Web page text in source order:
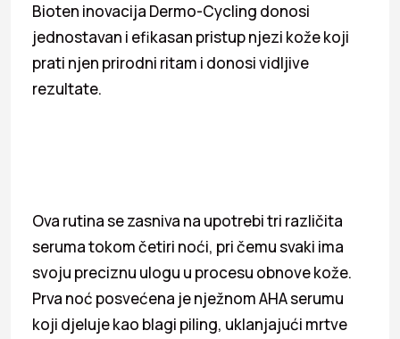
Bioten inovacija Dermo-Cycling donosi
jednostavan i efikasan pristup njezi kože koji
prati njen prirodni ritam i donosi vidljive
rezultate.
Ova rutina se zasniva na upotrebi tri različita
seruma tokom četiri noći, pri čemu svaki ima
svoju preciznu ulogu u procesu obnove kože.
Prva noć posvećena je nježnom AHA serumu
koji djeluje kao blagi piling, uklanjajući mrtve